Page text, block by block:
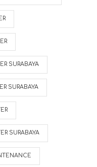
SURABAYA
SURABAYA
SURABAYA